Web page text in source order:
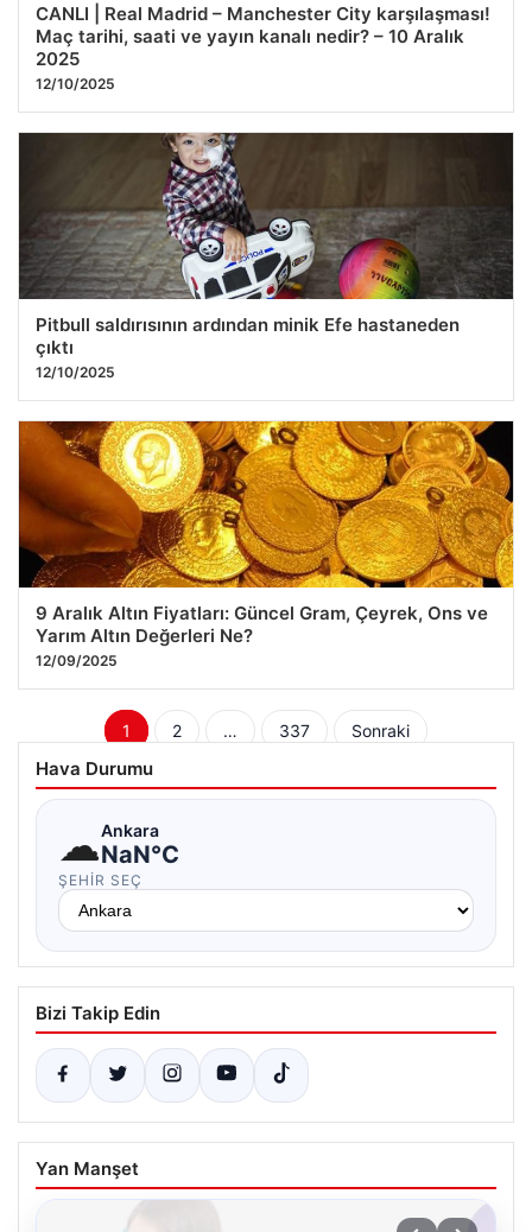
CANLI | Real Madrid – Manchester City karşılaşması!
Maç tarihi, saati ve yayın kanalı nedir? – 10 Aralık
2025
12/10/2025
Pitbull saldırısının ardından minik Efe hastaneden
çıktı
12/10/2025
9 Aralık Altın Fiyatları: Güncel Gram, Çeyrek, Ons ve
Yarım Altın Değerleri Ne?
12/09/2025
Yazı
sayfalaması
1 2 … 337 Sonraki
Hava Durumu
☁Ankara
NaN°C
ŞEHIR SEÇ
Bizi Takip Edin
Yan Manşet